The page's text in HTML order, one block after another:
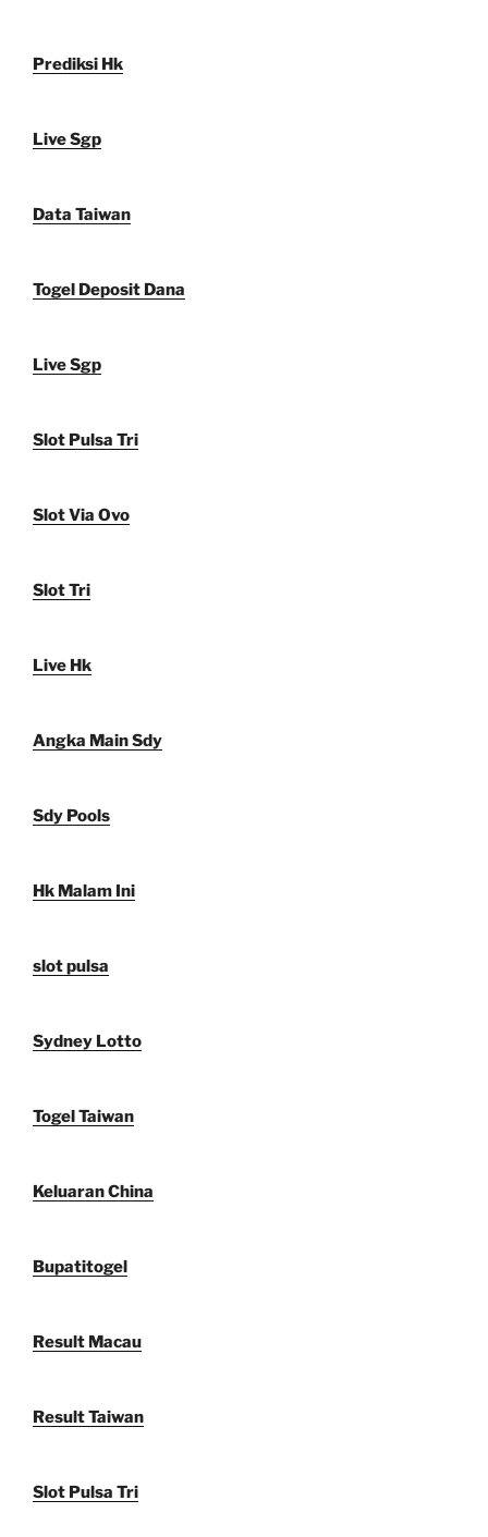
Prediksi Hk
Live Sgp
Data Taiwan
Togel Deposit Dana
Live Sgp
Slot Pulsa Tri
Slot Via Ovo
Slot Tri
Live Hk
Angka Main Sdy
Sdy Pools
Hk Malam Ini
slot pulsa
Sydney Lotto
Togel Taiwan
Keluaran China
Bupatitogel
Result Macau
Result Taiwan
Slot Pulsa Tri